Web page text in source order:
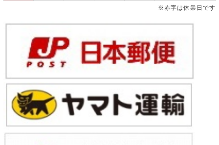
※赤字は休業日です